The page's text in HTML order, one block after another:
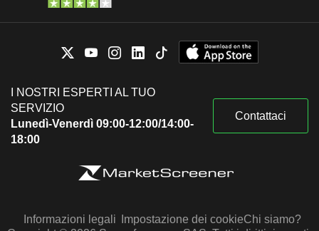
I NOSTRI ESPERTI AL TUO
SERVIZIO
Lunedì-Venerdì 09:00-12:00/14:00-
18:00
Contattaci
Informazioni legali Impostazione dei cookieChi siamo?